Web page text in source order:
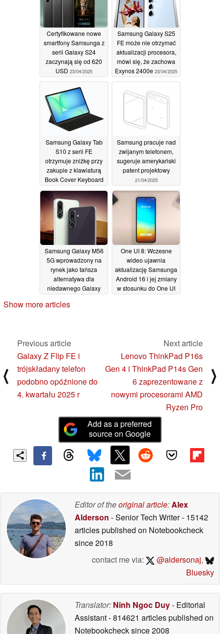
Certyfikowane nowe
smartfony Samsunga z
serii Galaxy S24
zaczynają się od 620
USD 23/04/2025
Samsung Galaxy S25
FE może nie otrzymać
aktualizacji procesora,
mówi się, że zachowa
Exynos 2400e 23/04/2025
Samsung Galaxy Tab
S10 z serii FE
otrzymuje zniżkę przy
zakupie z klawiaturą
Book Cover Keyboard
22/04/2025
Samsung pracuje nad
zwijanym telefonem,
sugeruje amerykański
patent projektowy
21/04/2025
Samsung Galaxy M56
5G wprowadzony na
rynek jako tańsza
alternatywa dla
niedawnego Galaxy
One UI 8: Wczesne
wideo ujawnia
aktualizację Samsunga
Android 16 i jej zmiany
w stosunku do One UI
Show more articles
⟨
Previous article
Galaxy Z Flip FE i
trójskładany telefon
podobno opóźnione do
4. kwartału 2025 r
Next article
Lenovo ThinkPad P16s
Gen 4 i ThinkPad P14s Gen
6 zaprezentowane z
nowymi procesorami AMD
Ryzen Pro
⟩
Add as a preferred
source on Google
Editor of theoriginal article:Alex
Alderson - Senior Tech Writer- 15142
articles published on Notebookcheck
since 2018
contact me via:
@aldersonaj,
Bluesky
Translator: Ninh Ngoc Duy- Editorial
Assistant- 814621 articles published on
Notebookchecksince 2008